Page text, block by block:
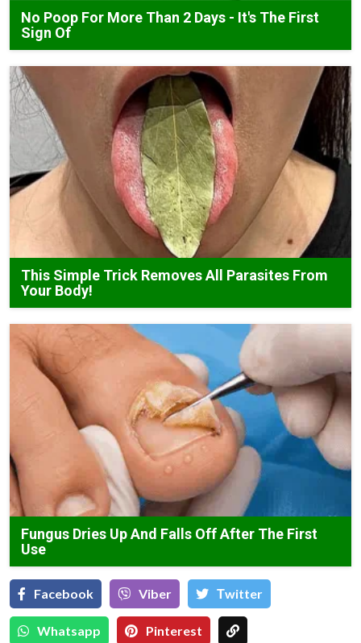
No Poop For More Than 2 Days - It's The First
Sign Of
This Simple Trick Removes All Parasites From
Your Body!
Fungus Dries Up And Falls Off After The First
Use
Facebook Viber Тwitter
Whatsapp Pinterest